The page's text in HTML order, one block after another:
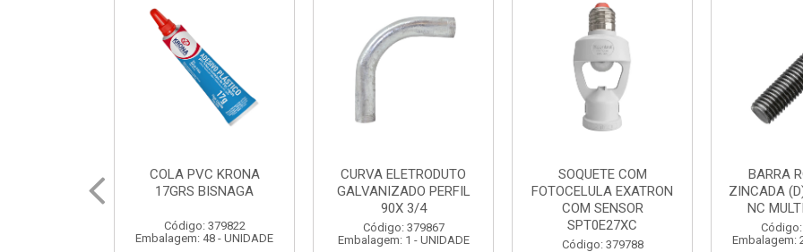
CURVA ELETRODUTO
GALVANIZADO PERFIL
Código: 379867
Embalagem: 1 - UNIDADE
SOQUETE COM
FOTOCELULA EXATRON
COM SENSOR
SPT0E27XC
Código: 379788
BARRA ROSCADA
ZINCADA (D) 5/16”X1MT
NC MULTIBARRAS
Código: 379806
Embalagem: 20 - UNIDADE
JOMARCA
Embalagem: